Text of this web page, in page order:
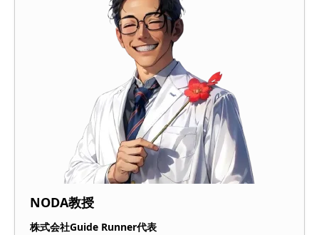
NODA教授
株式会社Guide Runner代表